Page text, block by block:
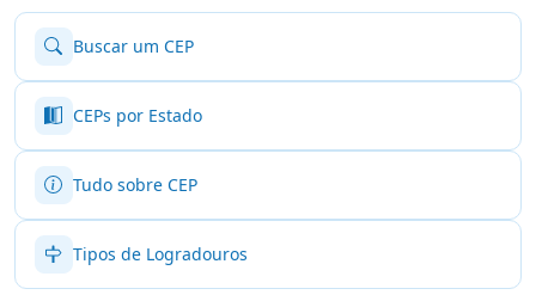
Buscar um CEP
CEPs por Estado
Tudo sobre CEP
Tipos de Logradouros